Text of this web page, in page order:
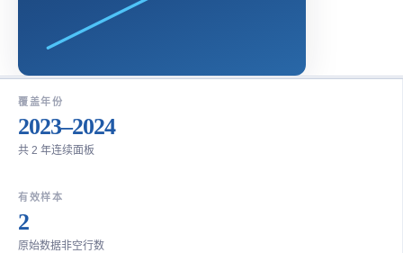
覆盖年份
2023–2024
共 2 年连续面板
有效样本
2
原始数据非空行数